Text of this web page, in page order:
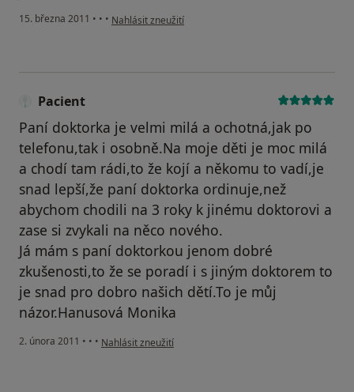
15. března 2011 • • • podle názoru uživatele Váš účet byl odstraněn
Nahlásit zneužití
Pacient
Paní doktorka je velmi milá a ochotná,jak po
telefonu,tak i osobně.Na moje děti je moc milá
a chodí tam rádi,to že kojí a někomu to vadí,je
snad lepší,že paní doktorka ordinuje,než
abychom chodili na 3 roky k jinému doktorovi a
zase si zvykali na něco nového.
Já mám s paní doktorkou jenom dobré
zkušenosti,to že se poradí i s jiným doktorem to
je snad pro dobro našich dětí.To je můj
názor.Hanusová Monika
2. února 2011 • • • podle názoru uživatele Pacient
Nahlásit zneužití